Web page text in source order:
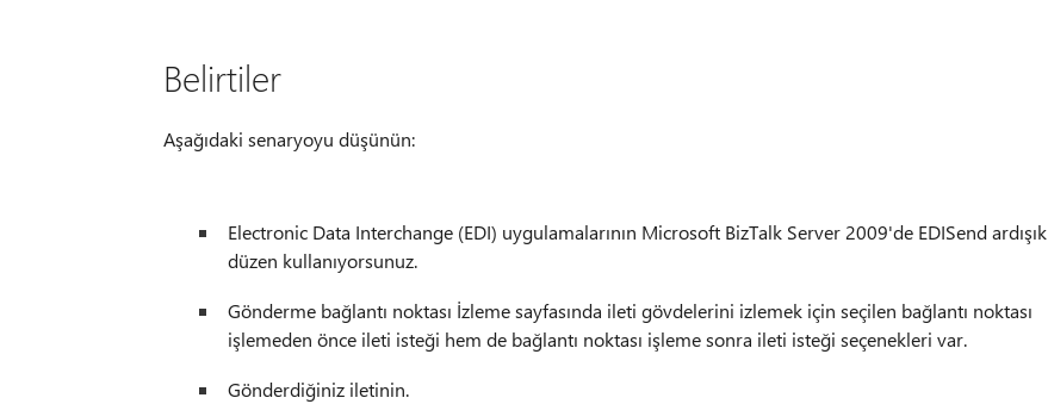
Belirtiler
Aşağıdaki senaryoyu düşünün:
Electronic Data Interchange (EDI) uygulamalarının Microsoft BizTalk Server 2009'de EDISend ardışık
düzen kullanıyorsunuz.
Gönderme bağlantı noktası İzleme sayfasında ileti gövdelerini izlemek için seçilen bağlantı noktası
işlemeden önce ileti isteği hem de bağlantı noktası işleme sonra ileti isteği seçenekleri var.
Gönderdiğiniz iletinin.